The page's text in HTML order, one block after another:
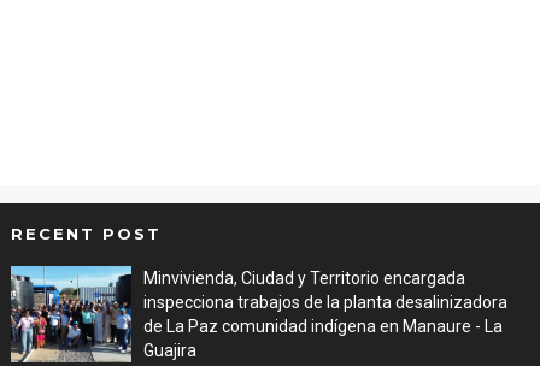
RECENT POST
Minvivienda, Ciudad y Territorio encargada
inspecciona trabajos de la planta desalinizadora
de La Paz comunidad indígena en Manaure - La
Guajira